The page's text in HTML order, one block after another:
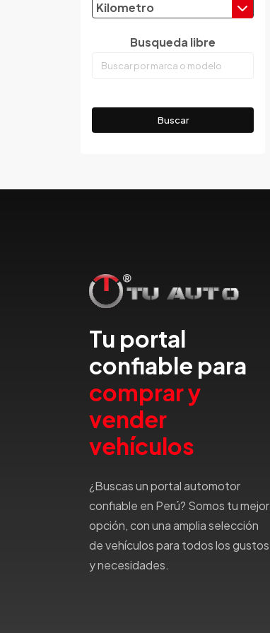
Emgrand
Gac
Haima
Haval
Hillman
Hummer
Hyundai
IncaPower
Isuzu
Jac
Jaguar
Jeep
Jetour
Jinbei
Jmc
Kilometro
Busqueda libre
Buscar
Tu portal
confiable para
comprar y
vender
vehículos
¿Buscas un portal automotor
confiable en Perú? Somos tu mejor
opción, con una amplia selección
de vehículos para todos los gustos
y necesidades.